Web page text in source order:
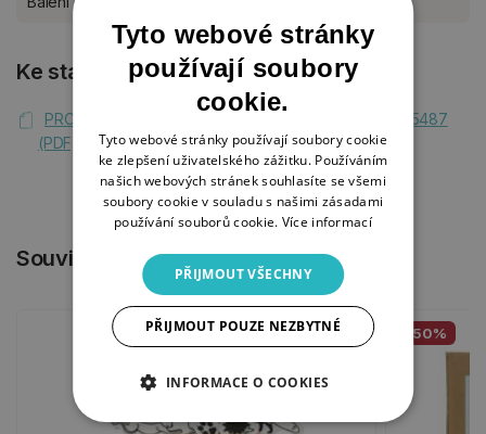
Ke stažení
PROHLÁŠENÍ O SHODĚ Aladine 3D Wooden Frame 85487
(PDF)
Související produkty
-50%
Tyto webové stránky
používají soubory
cookie.
Tyto webové stránky používají soubory cookie
ke zlepšení uživatelského zážitku. Používáním
našich webových stránek souhlasíte se všemi
soubory cookie v souladu s našimi zásadami
používání souborů cookie. Více informací
PŘIJMOUT VŠECHNY
PŘIJMOUT POUZE NEZBYTNÉ
INFORMACE O COOKIES